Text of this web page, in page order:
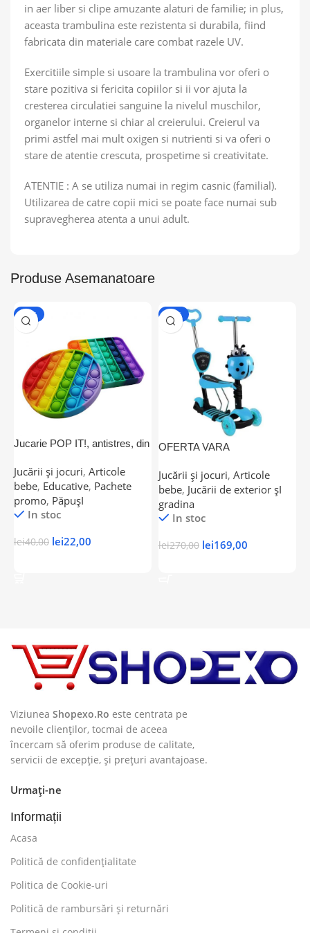
in aer liber si clipe amuzante alaturi de familie; in plus,
aceasta trambulina este rezistenta si durabila, fiind
fabricata din materiale care combat razele UV.
Exercitiile simple si usoare la trambulina vor oferi o
stare pozitiva si fericita copiilor si ii vor ajuta la
cresterea circulatiei sanguine la nivelul muschilor,
organelor interne si chiar al creierului. Creierul va
primi astfel mai mult oxigen si nutrienti si va oferi o
stare de atentie crescuta, prospetime si creativitate.
ATENTIE : A se utiliza numai in regim casnic (familial).
Utilizarea de catre copii mici se poate face numai sub
supravegherea atenta a unui adult.
Produse Asemanatoare
-45%
Jucarie POP IT!, antistres, din
Jucării și jocuri, Articole
bebe, Educative, Pachete
promo, PăpușI
In stoc
lei40,00 lei22,00
-37%
OFERTA VARA
luminoase Albastra
Jucării și jocuri, Articole
bebe, Jucării de exterior șI
gradina
In stoc
lei270,00 lei169,00
Viziunea Shopexo.Ro este centrata pe
nevoile clienților, tocmai de aceea
încercam să oferim produse de calitate,
servicii de excepție, și prețuri avantajoase.
Urmați-ne
Informații
Acasa
Politică de confidențialitate
Politica de Cookie-uri
Politică de rambursări și returnări